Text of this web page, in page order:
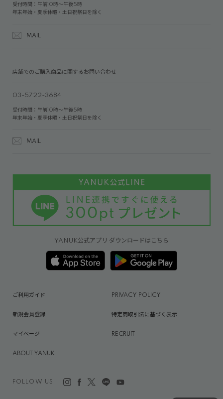
受付時間：午前10時～午後5時
年末年始・夏季休暇・土日祝祭日を除く
MAIL
店舗でのご購入商品に関するお問い合わせ
03-5722-3684
受付時間：午前10時～午後5時
年末年始・夏季休暇・土日祝祭日を除く
MAIL
YANUK公式アプリ ダウンロードはこちら
FOLLOW US
ご利用ガイド PRIVACY POLICY
新規会員登録 特定商取引法に基づく表示
マイページ RECRUIT
ABOUT YANUK